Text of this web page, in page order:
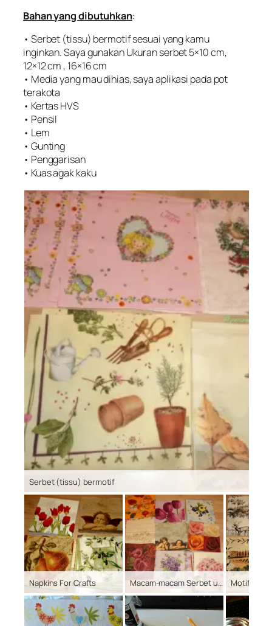
Bahan yang dibutuhkan:
• Serbet (tissu) bermotif sesuai yang kamu
inginkan. Saya gunakan Ukuran serbet 5×10 cm,
12×12 cm , 16×16 cm
• Media yang mau dihias, saya aplikasi pada pot
terakota
• Kertas HVS
• Pensil
• Lem
• Gunting
• Penggarisan
• Kuas agak kaku
Serbet (tissu) bermotif
Napkins For Crafts Macam-macam Serbet untuk napkin technique